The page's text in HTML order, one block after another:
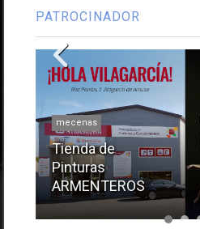
PATROCINADOR
mecenas
Tienda de
Pinturas
ARMENTEROS